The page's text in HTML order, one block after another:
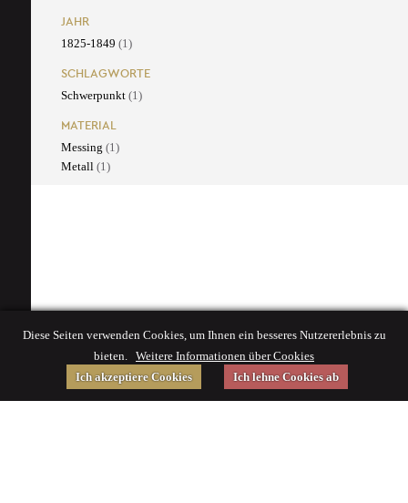
JAHR
1825-1849 (1)
SCHLAGWORTE
Schwerpunkt (1)
MATERIAL
Messing (1)
Metall (1)
Diese Seiten verwenden Cookies, um Ihnen ein besseres Nutzererlebnis zu
bieten. Weitere Informationen über Cookies
Ich akzeptiere Cookies
Ich lehne Cookies ab